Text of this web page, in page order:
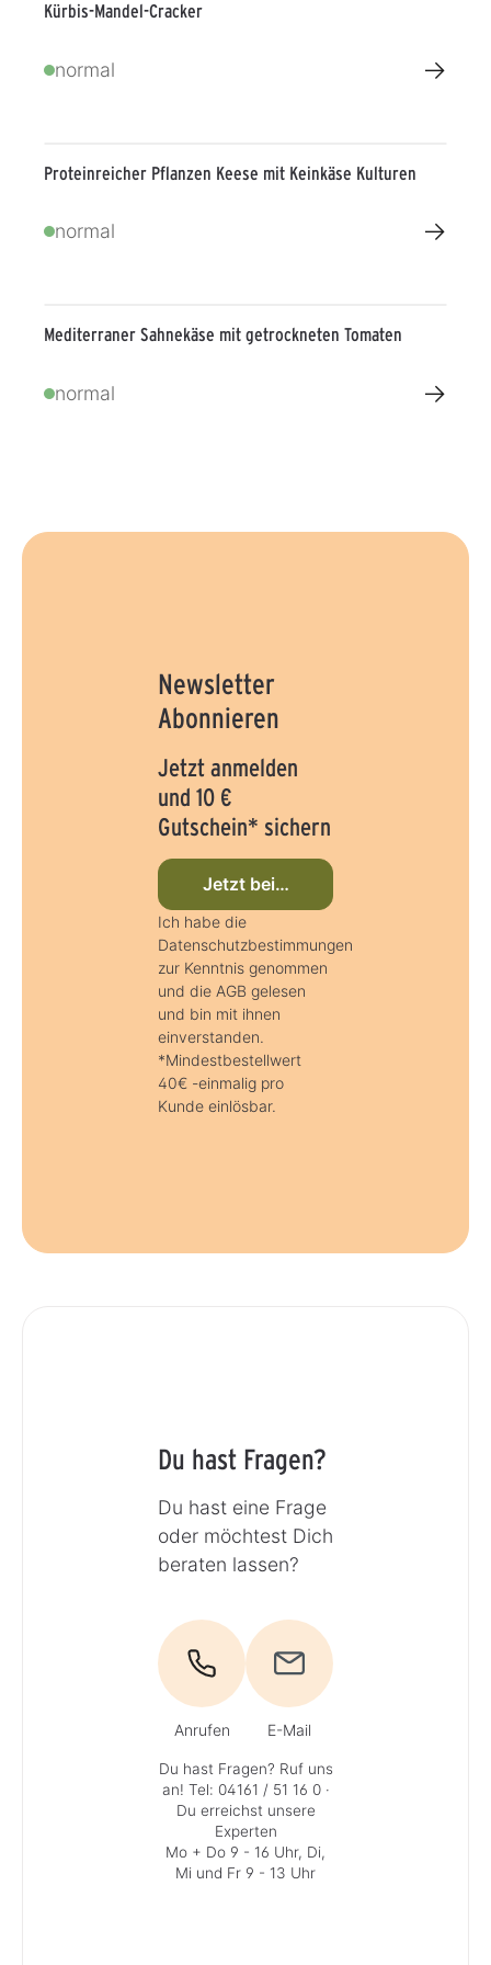
Kürbis-Mandel-Cracker
normal →
Proteinreicher Pflanzen Keese mit Keinkäse Kulturen
normal →
Mediterraner Sahnekäse mit getrockneten Tomaten
normal →
Newsletter
Abonnieren
Jetzt anmelden
und 10 €
Gutschein* sichern
Jetzt beim Newsletter anmelden
Ich habe die
Datenschutzbestimmungen
zur Kenntnis genommen
und die AGB gelesen
und bin mit ihnen
einverstanden.
*Mindestbestellwert
40€ -einmalig pro
Kunde einlösbar.
Du hast Fragen?
Du hast eine Frage
oder möchtest Dich
beraten lassen?
Anrufen E-Mail
Du hast Fragen? Ruf uns
an! Tel: 04161 / 51 16 0·
Du erreichst unsere
Experten
Mo + Do 9 - 16 Uhr, Di,
Mi und Fr 9 - 13 Uhr